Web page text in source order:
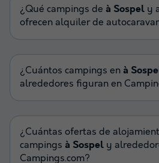
¿Qué campings de à Sospel y
ofrecen alquiler de
¿Cuántos campings en à
alrededores figuran en
¿Cuántas ofertas de
campings à Sospel y
Campings.com?